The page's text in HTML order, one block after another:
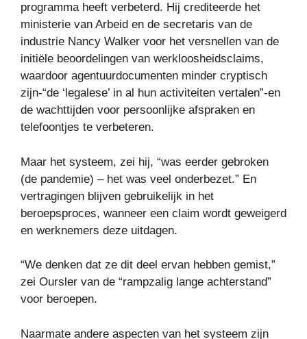
programma heeft verbeterd. Hij crediteerde het
ministerie van Arbeid en de secretaris van de
industrie Nancy Walker voor het versnellen van de
initiële beoordelingen van werkloosheidsclaims,
waardoor agentuurdocumenten minder cryptisch
zijn-“de ‘legalese’ in al hun activiteiten vertalen”-en
de wachttijden voor persoonlijke afspraken en
telefoontjes te verbeteren.
Maar het systeem, zei hij, “was eerder gebroken
(de pandemie) – het was veel onderbezet.” En
vertragingen blijven gebruikelijk in het
beroepsproces, wanneer een claim wordt geweigerd
en werknemers deze uitdagen.
“We denken dat ze dit deel ervan hebben gemist,”
zei Oursler van de “rampzalig lange achterstand”
voor beroepen.
Naarmate andere aspecten van het systeem zijn